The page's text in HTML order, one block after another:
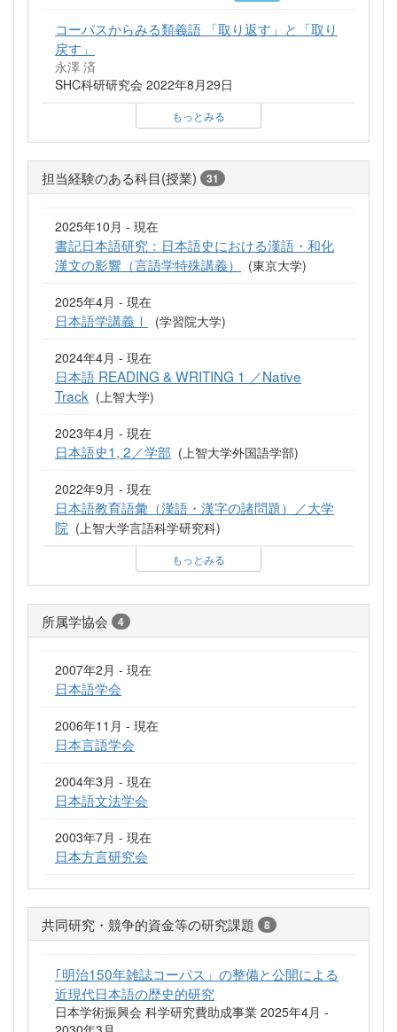
コーパスからみる類義語 「取り返す」と「取り
戻す」
永澤 済
SHC科研研究会 2022年8月29日
もっとみる
担当経験のある科目(授業) 31
2025年10月 - 現在
書記日本語研究：日本語史における漢語・和化
漢文の影響（言語学特殊講義）
(東京大学)
2025年4月 - 現在
日本語学講義Ⅰ (学習院大学)
2024年4月 - 現在
日本語 READING & WRITING 1 ／Native
Track (上智大学)
2023年4月 - 現在
日本語史1, 2／学部 (上智大学外国語学部)
2022年9月 - 現在
日本語教育語彙（漢語・漢字の諸問題）／大学
院 (上智大学言語科学研究科)
もっとみる
所属学協会 4
2007年2月 - 現在
日本語学会
2006年11月 - 現在
日本言語学会
2004年3月 - 現在
日本語文法学会
2003年7月 - 現在
日本方言研究会
共同研究・競争的資金等の研究課題 8
｢明治150年雑誌コーパス」の整備と公開による
近現代日本語の歴史的研究
日本学術振興会 科学研究費助成事業 2025年4月 -